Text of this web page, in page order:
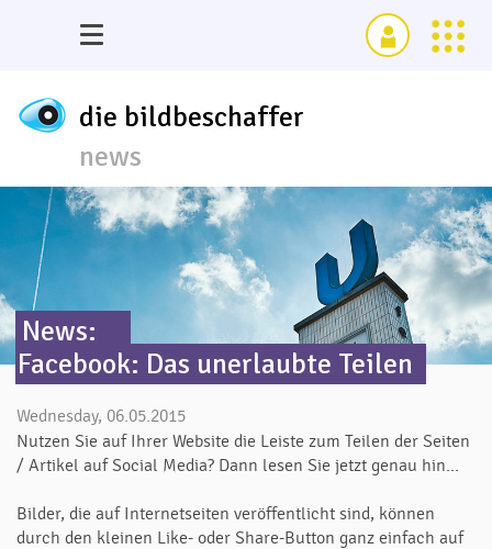
die bildbeschaffer
news
News:
Facebook: Das unerlaubte Teilen
Wednesday, 06.05.2015
Nutzen Sie auf Ihrer Website die Leiste zum Teilen der Seiten
/ Artikel auf Social Media? Dann lesen Sie jetzt genau hin...
Bilder, die auf Internetseiten veröffentlicht sind, können
durch den kleinen Like- oder Share-Button ganz einfach auf